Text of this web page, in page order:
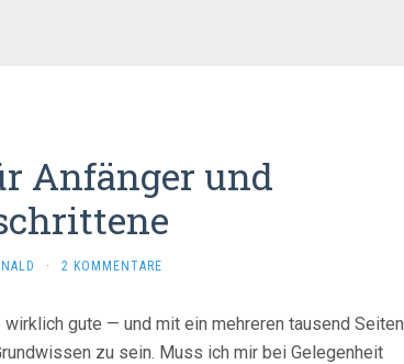
Anfänger und
· 2 KOMMENTARE
wirklich gute — und mit ein mehreren tausend Seiten
zu sein. Muss ich mir bei Gelegenheit